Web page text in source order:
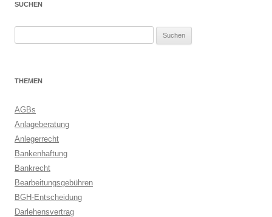
SUCHEN
THEMEN
AGBs
Anlageberatung
Anlegerrecht
Bankenhaftung
Bankrecht
Bearbeitungsgebühren
BGH-Entscheidung
Darlehensvertrag